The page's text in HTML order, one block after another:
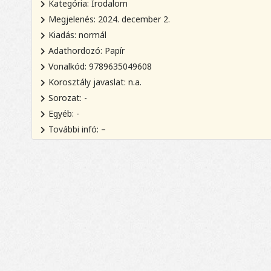
Kategória: Irodalom
Megjelenés: 2024. december 2.
Kiadás: normál
Adathordozó: Papír
Vonalkód: 9789635049608
Korosztály javaslat: n.a.
Sorozat: -
Egyéb: -
További infó: –